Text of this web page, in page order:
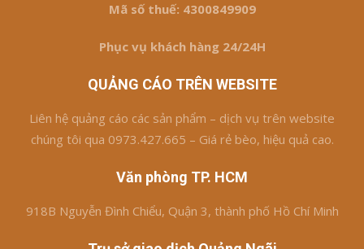
Mã số thuế: 4300849909
Phục vụ khách hàng 24/24H
QUẢNG CÁO TRÊN WEBSITE
Liên hệ quảng cáo các sản phẩm – dịch vụ trên website
chúng tôi qua 0973.427.665 – Giá rẻ bèo, hiệu quả cao.
Văn phòng TP. HCM
918B Nguyễn Đình Chiểu, Quận 3, thành phố Hồ Chí Minh